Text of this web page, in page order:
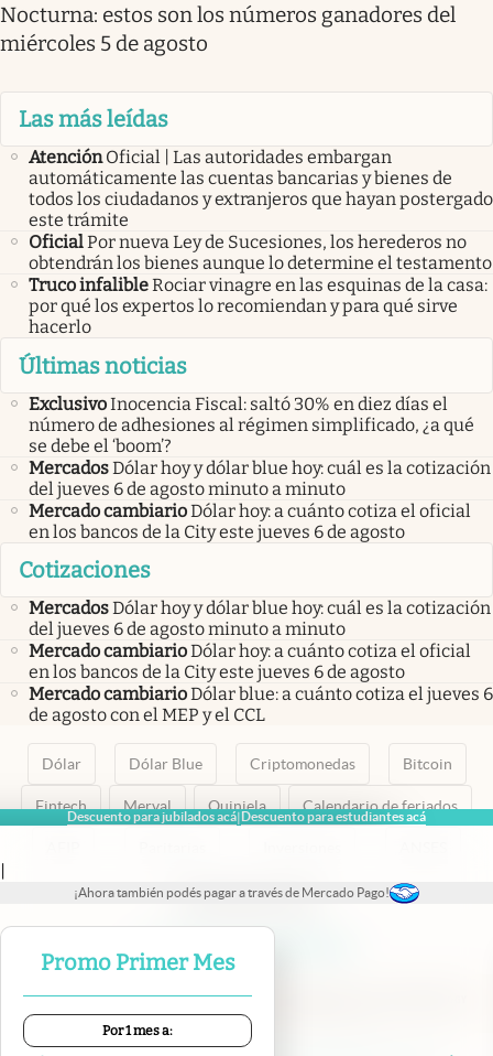
Descuento para jubilados acá|Descuento para estudiantes acá
|
¡Ahora también podés pagar a través de Mercado Pago!
Promo Primer Mes
Por 1 mes a:
Nocturna: estos son los números ganadores del
miércoles 5 de agosto
Las más leídas
Atención Oficial | Las autoridades embargan
automáticamente las cuentas bancarias y bienes de
todos los ciudadanos y extranjeros que hayan postergado
este trámite
OficialPor nueva Ley de Sucesiones, los herederos no
obtendrán los bienes aunque lo determine el testamento
Truco infalibleRociar vinagre en las esquinas de la casa:
por qué los expertos lo recomiendan y para qué sirve
hacerlo
Últimas noticias
ExclusivoInocencia Fiscal: saltó 30% en diez días el
número de adhesiones al régimen simplificado, ¿a qué
se debe el ‘boom’?
MercadosDólar hoy y dólar blue hoy: cuál es la cotización
del jueves 6 de agosto minuto a minuto
Mercado cambiarioDólar hoy: a cuánto cotiza el oficial
en los bancos de la City este jueves 6 de agosto
Cotizaciones
MercadosDólar hoy y dólar blue hoy: cuál es la cotización
del jueves 6 de agosto minuto a minuto
Mercado cambiarioDólar hoy: a cuánto cotiza el oficial
en los bancos de la City este jueves 6 de agosto
Mercado cambiarioDólar blue: a cuánto cotiza el jueves 6
de agosto con el MEP y el CCL
Dólar Dólar Blue Criptomonedas Bitcoin
Fintech Merval Quiniela Calendario de feriados
abre en nueva pestaña
abre en nueva pestaña
abre en nueva pestaña
abre en nueva pestaña
abre en nueva pestaña